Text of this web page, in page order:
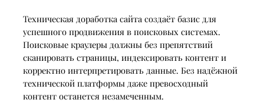
Техническая доработка сайта создаёт базис для
успешного продвижения в поисковых системах.
Поисковые краулеры должны без препятствий
сканировать страницы, индексировать контент и
корректно интерпретировать данные. Без надёжной
технической платформы даже превосходный
контент останется незамеченным.